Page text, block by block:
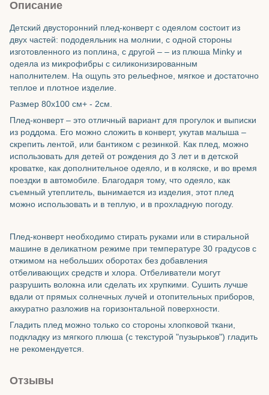
Описание
Детский двусторонний плед-конверт с одеялом состоит из
двух частей: пододеяльник на молнии, с одной стороны
изготовленного из поплина, с другой – – из плюша Minky и
одеяла из микрофибры с силиконизированным
наполнителем. На ощупь это рельефное, мягкое и достаточно
теплое и плотное изделие.
Размер 80х100 см+ - 2см.
Плед-конверт – это отличный вариант для прогулок и выписки
из роддома. Его можно сложить в конверт, укутав малыша –
скрепить лентой, или бантиком с резинкой. Как плед, можно
использовать для детей от рождения до 3 лет и в детской
кроватке, как дополнительное одеяло, и в коляске, и во время
поездки в автомобиле. Благодаря тому, что одеяло, как
съемный утеплитель, вынимается из изделия, этот плед
можно использовать и в теплую, и в прохладную погоду.
Плед-конверт необходимо стирать руками или в стиральной
машине в деликатном режиме при температуре 30 градусов с
отжимом на небольших оборотах без добавления
отбеливающих средств и хлора. Отбеливатели могут
разрушить волокна или сделать их хрупкими. Сушить лучше
вдали от прямых солнечных лучей и отопительных приборов,
аккуратно разложив на горизонтальной поверхности.
Гладить плед можно только со стороны хлопковой ткани,
подкладку из мягкого плюша (с текстурой "пузырьков") гладить
не рекомендуется.
Отзывы